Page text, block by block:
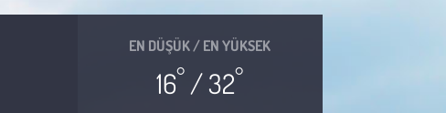
EN DÜŞÜK / EN YÜKSEK
16° / 32°